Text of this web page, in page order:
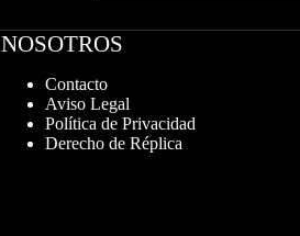
NOSOTROS
Contacto
Aviso Legal
Política de Privacidad
Derecho de Réplica